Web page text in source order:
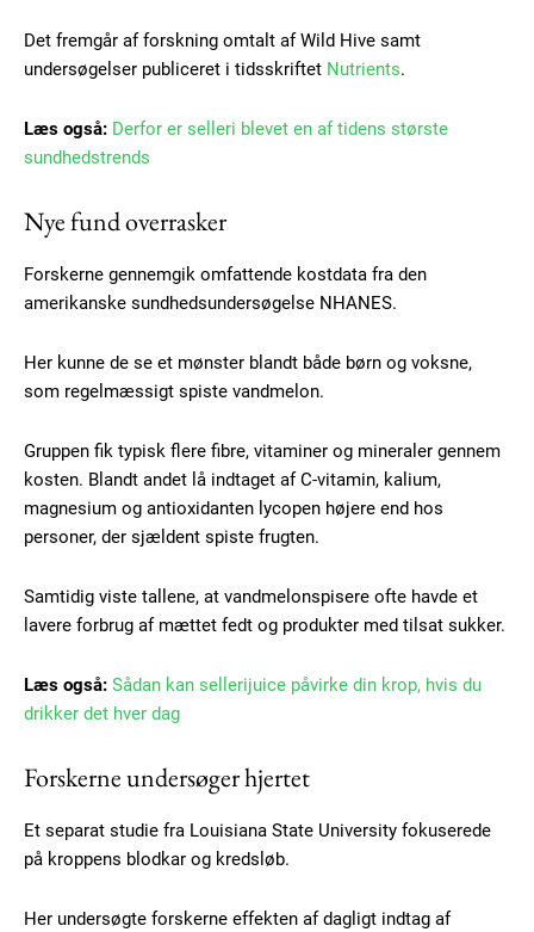
Subscription Plans
Det fremgår af forskning omtalt af Wild Hive samt
undersøgelser publiceret i tidsskriftet Nutrients.
Læs også: Derfor er selleri blevet en af tidens største
sundhedstrends
Nye fund overrasker
Forskerne gennemgik omfattende kostdata fra den
amerikanske sundhedsundersøgelse NHANES.
Her kunne de se et mønster blandt både børn og voksne,
som regelmæssigt spiste vandmelon.
Gruppen fik typisk flere fibre, vitaminer og mineraler gennem
kosten. Blandt andet lå indtaget af C-vitamin, kalium,
magnesium og antioxidanten lycopen højere end hos
personer, der sjældent spiste frugten.
Samtidig viste tallene, at vandmelonspisere ofte havde et
lavere forbrug af mættet fedt og produkter med tilsat sukker.
Læs også: Sådan kan sellerijuice påvirke din krop, hvis du
drikker det hver dag
Forskerne undersøger hjertet
Et separat studie fra Louisiana State University fokuserede
på kroppens blodkar og kredsløb.
Her undersøgte forskerne effekten af dagligt indtag af